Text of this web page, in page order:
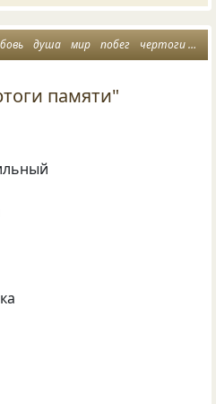
душа мир побег чертоги памяти
памяти"